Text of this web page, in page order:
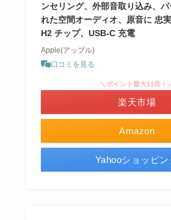
ンセリング、外部音取り込み、
れた空間オーディオ、原音に 忠実
H2 チップ、USB-C 充電
Apple(アップル)
口コミを見る
Amazon
＼ポイント最大11倍！
楽天市場
Yahooショッピン